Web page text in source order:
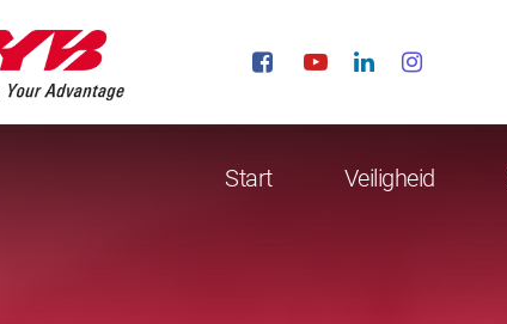
Start Veiligheid